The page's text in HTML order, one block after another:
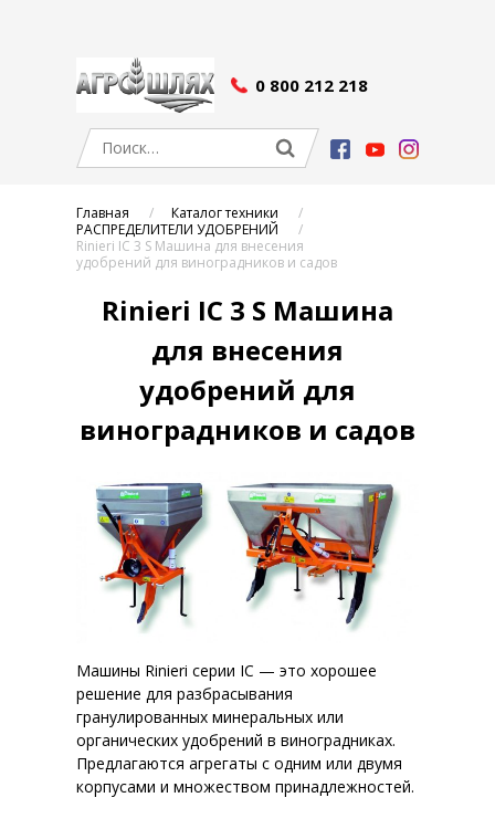
0 800 212 218
Главная
Каталог техники
РАСПРЕДЕЛИТЕЛИ УДОБРЕНИЙ
Rinieri IC 3 S Машина для внесения
удобрений для виноградников и садов
Rinieri IC 3 S Машина
для внесения
удобрений для
виноградников и садов
Машины Rinieri серии IC — это хорошее
решение для разбрасывания
гранулированных минеральных или
органических удобрений в виноградниках.
Предлагаются агрегаты с одним или двумя
корпусами и множеством принадлежностей.